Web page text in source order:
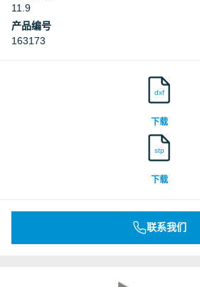
11.9
产品编号
163173
dxf
下载
stp
下载
联系我们